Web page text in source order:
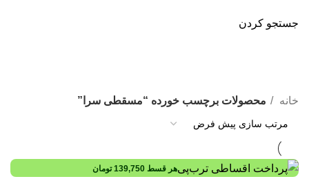
جستجو کردن
خانه محصولات برچسب خورده “مسقطی سرا”
هر قسط 139,750 تومان